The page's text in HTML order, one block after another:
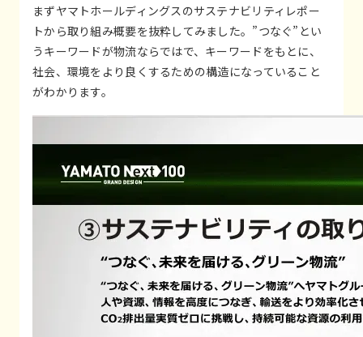
まずヤマトホールディングスのサステナビリティレポー
トから取り組み概要を抜粋してみました。”つなぐ”とい
うキーワードが物流ならではで、キーワードをもとに、
社会、環境をより良くするための構造になっていること
がわかります。